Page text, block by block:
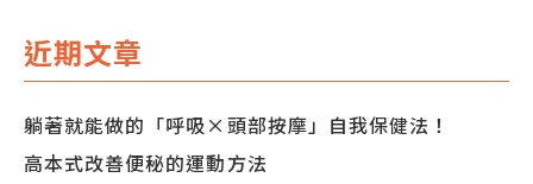
覽
近期文章
躺著就能做的「呼吸×頭部按摩」自我保健法！
高本式改善便秘的運動方法